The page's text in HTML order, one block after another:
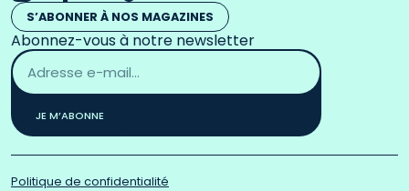
S’ABONNER À NOS MAGAZINES
Abonnez-vous à notre newsletter
Adresse
email
*
JE M’ABONNE
Politique de confidentialité